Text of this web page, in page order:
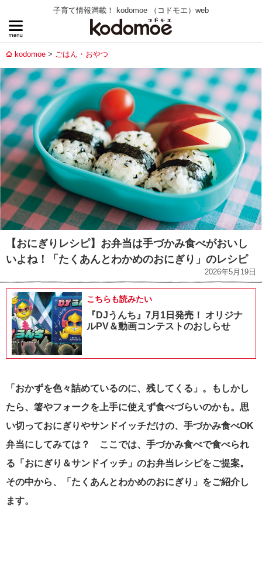
子育て情報満載！ kodomoe （コドモエ）web
kodomoe ごはん・おやつ
【おにぎりレシピ】お弁当は手づかみ食べがおいし
いよね！「たくあんとわかめのおにぎり」のレシピ
2026年5月19日
こちらも読みたい
『DJうんち』7月1日発売！ オリジナ
ルPV＆動画コンテストのおしらせ
「おかずを色々詰めているのに、残してくる」。もしかし
たら、箸やフォークを上手に使えず食べづらいのかも。 思
い切っておにぎりやサンドイッチだけの、手づかみ食べOK
弁当にしてみては？ ここでは、手づかみ食べで食べられ
る「おにぎり＆サンドイッチ」のお弁当レシピをご提案。
その中から、「たくあんとわかめのおにぎり」をご紹介し
ます。